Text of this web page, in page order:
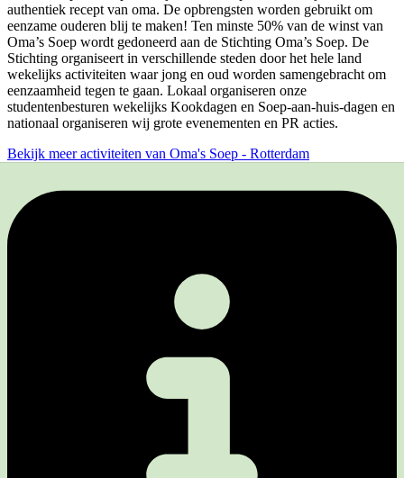
authentiek recept van oma. De opbrengsten worden gebruikt om
eenzame ouderen blij te maken! Ten minste 50% van de winst van
Oma’s Soep wordt gedoneerd aan de Stichting Oma’s Soep. De
Stichting organiseert in verschillende steden door het hele land
wekelijks activiteiten waar jong en oud worden samengebracht om
eenzaamheid tegen te gaan. Lokaal organiseren onze
studentenbesturen wekelijks Kookdagen en Soep-aan-huis-dagen en
nationaal organiseren wij grote evenementen en PR acties.
Bekijk meer activiteiten van Oma's Soep - Rotterdam